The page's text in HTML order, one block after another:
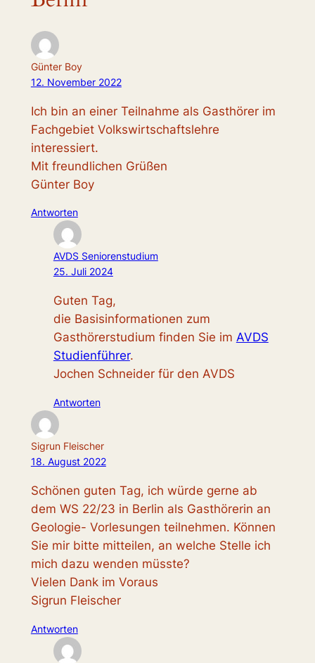
Günter Boy
12. November 2022
Ich bin an einer Teilnahme als Gasthörer im
Fachgebiet Volkswirtschaftslehre
interessiert.
Mit freundlichen Grüßen
Günter Boy
Antworten
AVDS Seniorenstudium
25. Juli 2024
Guten Tag,
die Basisinformationen zum
Gasthörerstudium finden Sie im AVDS
Studienführer.
Jochen Schneider für den AVDS
Antworten
Sigrun Fleischer
18. August 2022
Schönen guten Tag, ich würde gerne ab
dem WS 22/23 in Berlin als Gasthörerin an
Geologie- Vorlesungen teilnehmen. Können
Sie mir bitte mitteilen, an welche Stelle ich
mich dazu wenden müsste?
Vielen Dank im Voraus
Sigrun Fleischer
Antworten